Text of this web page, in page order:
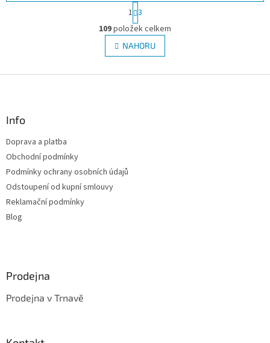
O
v
l
á
S
t
r
á
n
k
v
1 3
109položek celkem
NAHORU
Info
Doprava a platba
Obchodní podmínky
Podmínky ochrany osobních údajů
Odstoupení od kupní smlouvy
Reklamační podmínky
Blog
Prodejna
Prodejna v Trnavě